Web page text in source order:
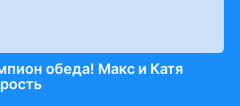
обеда! Макс и Катя